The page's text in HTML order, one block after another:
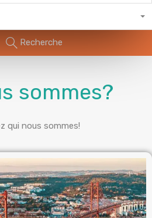
Recherche
sommes?
qui nous sommes!